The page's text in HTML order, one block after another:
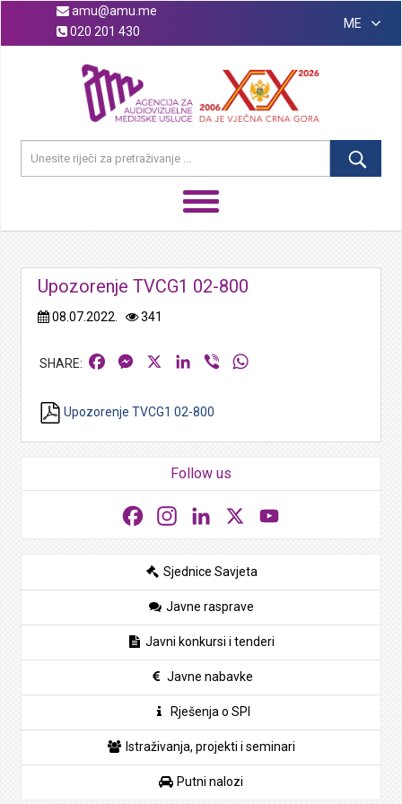
amu@amu.me
020 201 430
ME
Upozorenje TVCG1 02-800
08.07.2022. 341
FacebookMessengerLinkedIn
Viber
Upozorenje TVCG1 02-800
Follow us
FacebookInstagramLinkedIn
Sjednice Savjeta
Javne rasprave
Javni konkursi i tenderi
Javne nabavke
Rješenja o SPI
Istraživanja, projekti i seminari
Putni nalozi